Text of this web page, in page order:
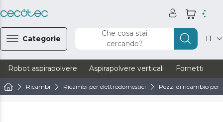
Categorie
Che cosa stai
cercando?
IT
Robot aspirapolvere Aspirapolvere verticali Fornetti
Ricambi Ricambi per elettrodomestici Pezzi di ricambio per